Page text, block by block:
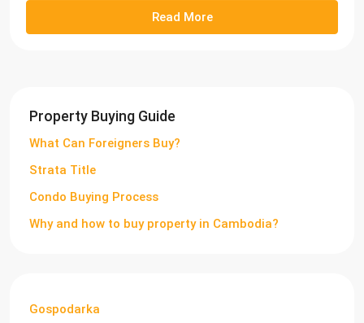
Read More
Property Buying Guide
What Can Foreigners Buy?
Strata Title
Condo Buying Process
Why and how to buy property in Cambodia?
Gospodarka